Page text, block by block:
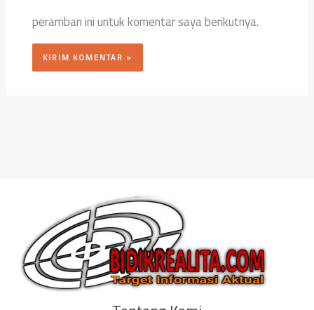
peramban ini untuk komentar saya berikutnya.